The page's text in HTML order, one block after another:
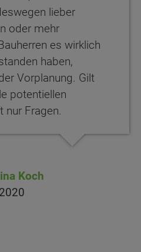
lieber
oder mehr
es wirklich
haben,
Vorplanung. Gilt
potentiellen
nur Fragen.
Koch